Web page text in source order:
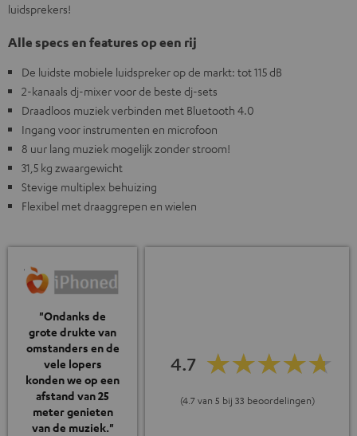
luidsprekers!
Alle specs en features op een rij
De luidste mobiele luidspreker op de markt: tot 115 dB
2-kanaals dj-mixer voor de beste dj-sets
Draadloos muziek verbinden met Bluetooth 4.0
Ingang voor instrumenten en microfoon
8 uur lang muziek mogelijk zonder stroom!
31,5 kg zwaargewicht
Stevige multiplex behuizing
Flexibel met draaggrepen en wielen
"Ondanks de
grote drukte van
omstanders en de
vele lopers
konden we op een
afstand van 25
meter genieten
van de muziek."
4.7
(4.7 van 5 bij 33 beoordelingen)